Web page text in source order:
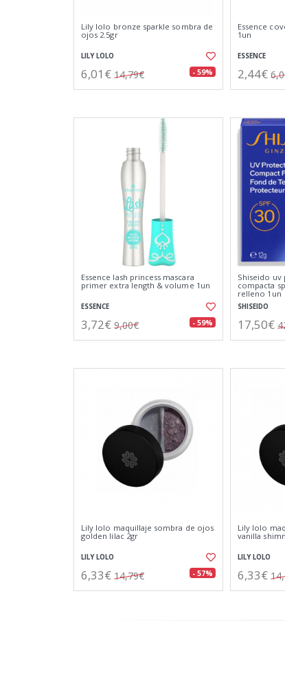
Lily lolo bronze sparkle sombra de
ojos 2.5gr
LILY LOLO
6,01€ 14,79€ - 59%
Essence
1un
ESSENCE
2,44€
Essence lash princess mascara
primer extra length & volume 1un
ESSENCE
3,72€ 9,00€ - 59%
Shiseido uv
compacta
relleno 1un
SHISEIDO
17,50€
Lily lolo maquillaje sombra de ojos
golden lilac 2gr
LILY LOLO
6,33€ 14,79€ - 57%
Lily lolo
vanilla
LILY LOLO
6,33€